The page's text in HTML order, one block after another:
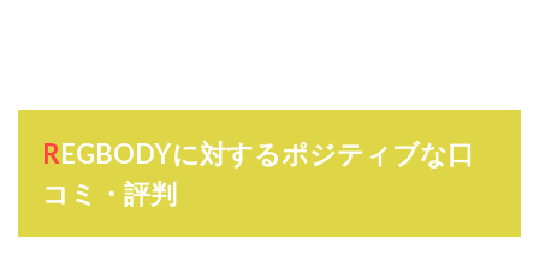
REGBODYに対するポジティブな口
コミ・評判